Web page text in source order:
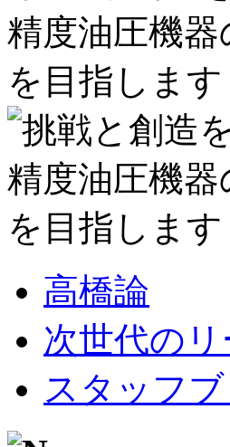
高橋論
次世代の
スタッフ